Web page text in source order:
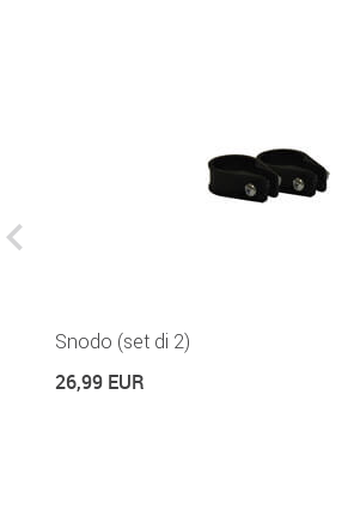
Snodo (set di 2)
26,99 EUR